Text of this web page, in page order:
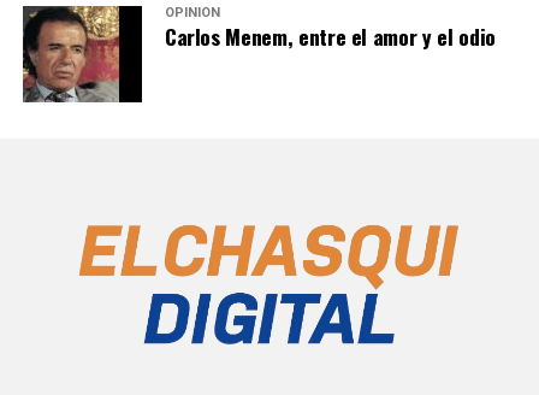
OPINIÓN
Carlos Menem, entre el amor y el odio